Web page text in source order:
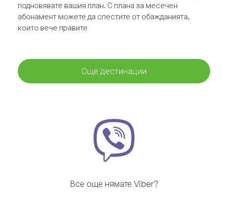
подновявате вашия план. С плана за месечен
абонамент можете да спестите от обажданията,
които вече правите
Още дестинации
Все още нямате Viber?